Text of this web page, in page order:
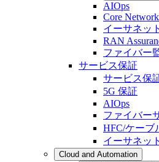
AIOps
Core
イーサネッ
RAN
ファイバー
サービス保証
サービス保
5G 保証
AIOps
ファイバー
HFC/ケーブ
イーサネット
Cloud and Automation